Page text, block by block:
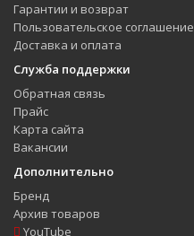
Гарантии и возврат
Пользовательское соглашение
Доставка и оплата
Служба поддержки
Обратная связь
Прайс
Карта сайта
Вакансии
Дополнительно
Бренд
Архив товаров
YouTube